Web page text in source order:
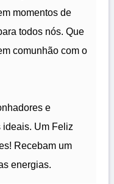
momentos de
todos nós. Que
comunhão com o
e
ideais. Um Feliz
Recebam um
energias.